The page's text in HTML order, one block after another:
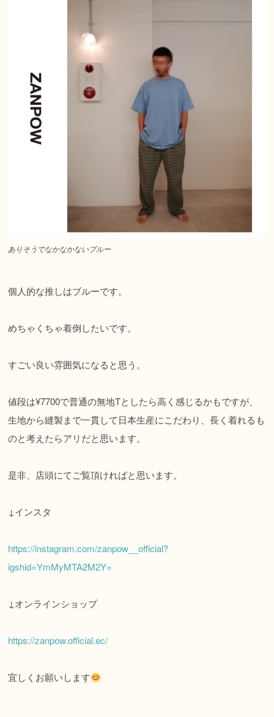
ありそうでなかなかないブルー
個人的な推しはブルーです。
めちゃくちゃ着倒したいです。
すごい良い雰囲気になると思う。
値段は¥7700で普通の無地Tとしたら高く感じるかもですが、
生地から縫製まで一貫して日本生産にこだわり、長く着れるも
のと考えたらアリだと思います。
是非、店頭にてご覧頂ければと思います。
↓インスタ
https://instagram.com/zanpow__official?
igshid=YmMyMTA2M2Y=
↓オンラインショップ
https://zanpow.official.ec/
宜しくお願いします